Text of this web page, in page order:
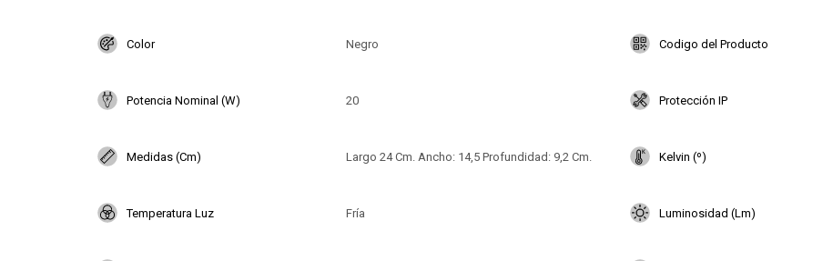
Color Negro Codigo del Producto
Potencia Nominal (W) 20 Protección IP
Medidas (Cm) Largo 24 Cm. Ancho: 14,5 Profundidad: 9,2 Cm. Kelvin (º)
Temperatura Luz Fría Luminosidad (Lm)